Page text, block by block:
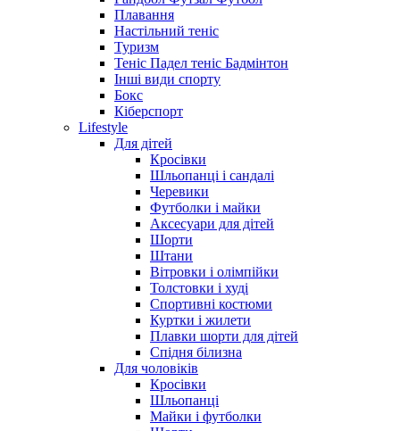
Плавання
Настільний теніс
Туризм
Теніс Падел теніс Бадмінтон
Інші види спорту
Бокс
Кіберспорт
Lifestyle
Для дітей
Кросівки
Шльопанці і сандалі
Черевики
Футболки і майки
Аксесуари для дітей
Шорти
Штани
Вітровки і олімпійки
Толстовки і худі
Спортивні костюми
Куртки і жилети
Плавки шорти для дітей
Спідня білизна
Для чоловіків
Кросівки
Шльопанці
Майки і футболки